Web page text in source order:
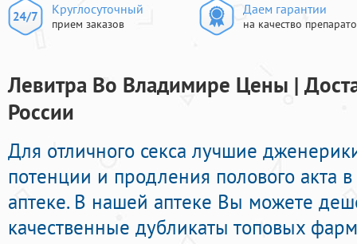
Круглосуточный
прием заказов
Даем гарантии
на качество
Левитра Во Владимире Цены |
России
Для отличного секса лучшие
потенции и продления полового акта
аптеке. В нашей аптеке Вы можете
качественные дубликаты топовых